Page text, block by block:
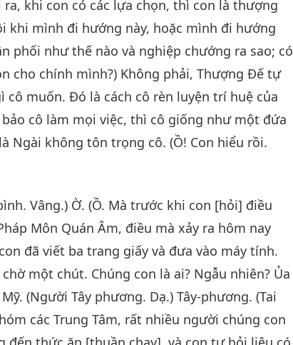
khi con có các lựa chọn, thì con là thượng
khi mình đi hướng này, hoặc mình đi hướng
phối như thế nào và nghiệp chướng ra sao; có
cho chính mình?) Không phải, Thượng Đế tự
muốn. Đó là cách cô rèn luyện trí huệ của
cô làm mọi việc, thì cô giống như một đứa
Ngài không tôn trọng cô. (Ồ! Con hiểu rồi.
Vâng.) Ờ. (Ồ. Mà trước khi con [hỏi] điều
Môn Quán Âm, điều mà xảy ra hôm nay
đã viết ba trang giấy và đưa vào máy tính.
một chút. Chúng con là ai? Ngẫu nhiên? Ủa
(Người Tây phương. Dạ.) Tây-phương. (Tai
các Trung Tâm, rất nhiều người chúng con